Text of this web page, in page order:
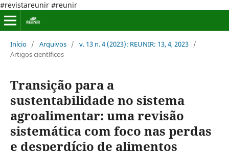
#revistareunir #reunir
Início / Arquivos / v. 13 n. 4 (2023): REUNIR: 13, 4, 2023 /
Artigos científicos
Transição para a
sustentabilidade no sistema
agroalimentar: uma revisão
sistemática com foco nas perdas
e desperdício de alimentos